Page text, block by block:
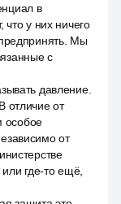
в
что у них ничего
Мы
с
давление.
отличие от
особое
от
где-то ещё,